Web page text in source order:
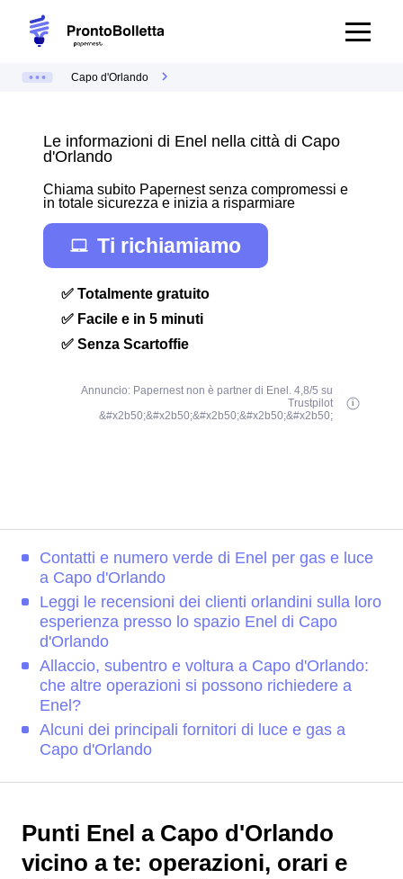
Capo d'Orlando
Le informazioni di Enel nella città di Capo
d'Orlando
Chiama subito Papernest senza compromessi e
in totale sicurezza e inizia a risparmiare
Ti richiamiamo
✅ Totalmente gratuito
✅ Facile e in 5 minuti
✅ Senza Scartoffie
Annuncio: Papernest non è partner di Enel. 4,8/5 su
Trustpilot
&#x2b50;&#x2b50;&#x2b50;&#x2b50;&#x2b50;
Contatti e numero verde di Enel per gas e luce
a Capo d'Orlando
Leggi le recensioni dei clienti orlandini sulla loro
esperienza presso lo spazio Enel di Capo
d'Orlando
Allaccio, subentro e voltura a Capo d'Orlando:
che altre operazioni si possono richiedere a
Enel?
Alcuni dei principali fornitori di luce e gas a
Capo d'Orlando
Punti Enel a Capo d'Orlando
vicino a te: operazioni, orari e